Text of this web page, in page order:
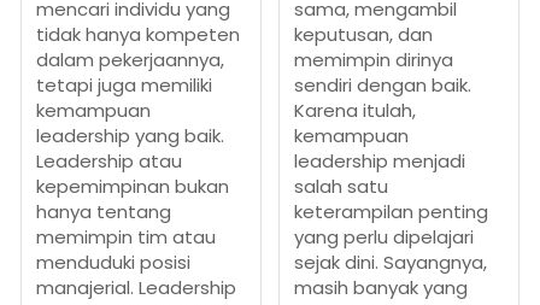
mencari individu yang
tidak hanya kompeten
dalam pekerjaannya,
tetapi juga memiliki
kemampuan
leadership yang baik.
Leadership atau
kepemimpinan bukan
hanya tentang
memimpin tim atau
menduduki posisi
manajerial. Leadership
sama, mengambil
keputusan, dan
memimpin dirinya
sendiri dengan baik.
Karena itulah,
kemampuan
leadership menjadi
salah satu
keterampilan penting
yang perlu dipelajari
sejak dini. Sayangnya,
masih banyak yang